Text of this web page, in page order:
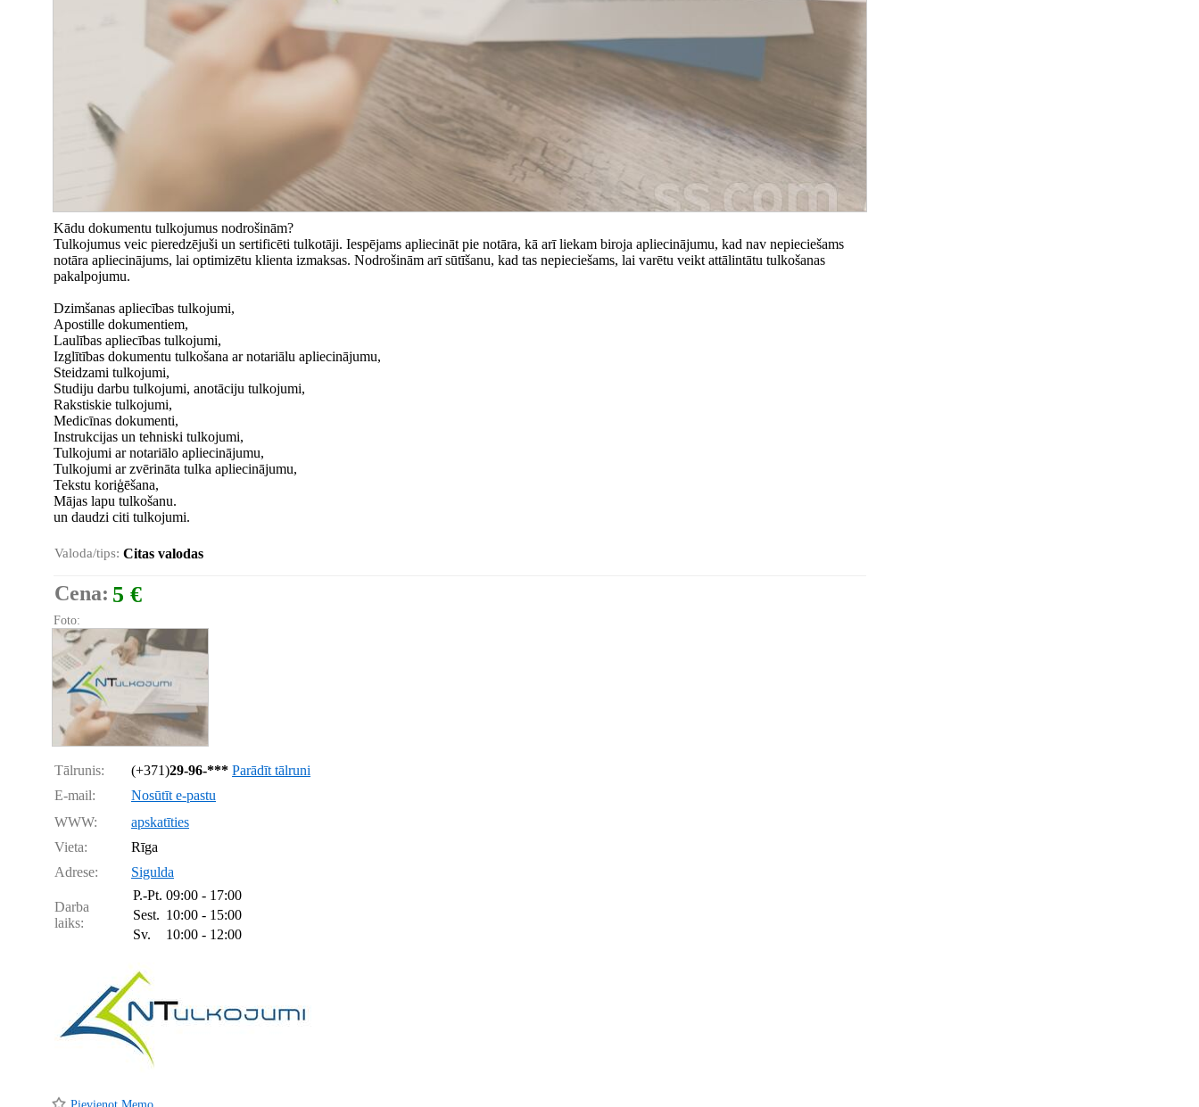
Kādu dokumentu tulkojumus nodrošinām?
Tulkojumus veic pieredzējuši un sertificēti tulkotāji. Iespējams apliecināt pie notāra, kā arī liekam biroja apliecinājumu, kad nav nepieciešams
notāra apliecinājums, lai optimizētu klienta izmaksas. Nodrošinām arī sūtīšanu, kad tas nepieciešams, lai varētu veikt attālintātu tulkošanas
pakalpojumu.
Dzimšanas apliecības tulkojumi,
Apostille dokumentiem,
Laulības apliecības tulkojumi,
Izglītības dokumentu tulkošana ar notariālu apliecinājumu,
Steidzami tulkojumi,
Studiju darbu tulkojumi, anotāciju tulkojumi,
Rakstiskie tulkojumi,
Medicīnas dokumenti,
Instrukcijas un tehniski tulkojumi,
Tulkojumi ar notariālo apliecinājumu,
Tulkojumi ar zvērināta tulka apliecinājumu,
Tekstu koriģēšana,
Mājas lapu tulkošanu.
un daudzi citi tulkojumi.
Valoda/tips: Citas valodas
Cena: 5 €
Foto:
Tālrunis: (+371)29-96-*** Parādīt tālruni
E-mail:
Nosūtīt e-pastu
WWW:
apskatīties
Vieta:
Rīga
Adrese:
Sigulda
Darba
laiks:
P.-Pt. 09:00 - 17:00
Sest. 10:00 - 15:00
Sv.
10:00 - 12:00